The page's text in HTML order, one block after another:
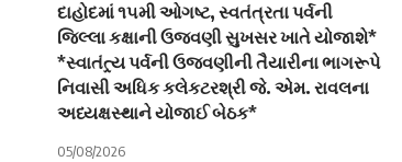
દાહોદમાં ૧૫મી ઓગષ્ટ, સ્વતંત્રતા પર્વની
જિલ્લા કક્ષાની ઉજવણી સુખસર ખાતે યોજાશે*
*સ્વાતંત્ર્ય પર્વની ઉજવણીની તૈયારીના ભાગરૂપે
નિવાસી અધિક કલેકટરશ્રી જે. એમ. રાવલના
અધ્યક્ષસ્થાને યોજાઈ બેઠક*
05/08/2026